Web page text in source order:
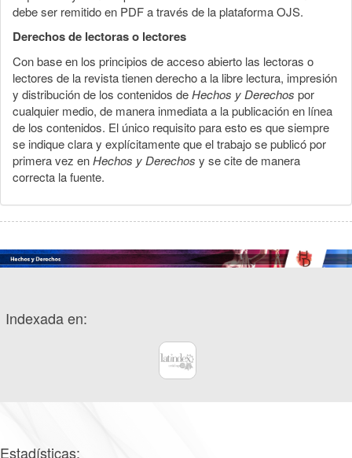
debe ser remitido en PDF a través de la plataforma OJS.
Derechos de lectoras o lectores
Con base en los principios de acceso abierto las lectoras o
lectores de la revista tienen derecho a la libre lectura, impresión
y distribución de los contenidos deHechos y Derechos por
cualquier medio, de manera inmediata a la publicación en línea
de los contenidos. El único requisito para esto es que siempre
se indique clara y explícitamente que el trabajo se publicó por
primera vez enHechos y Derechos y se cite de manera
correcta la fuente.
Indexada en:
Estadísticas: